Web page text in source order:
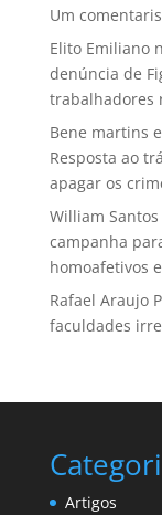
Um
Elito Emiliano
denúncia de
trabalhadores
Bene martins
Resposta ao
apagar os
William
campanha
homoafetivos
Rafael Araujo
faculdades
Artigos